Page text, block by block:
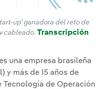
up' ganadora del reto de
cableado. Transcripción
Enlace externo, se abre en
es una empresa brasileña
y más de 15 años de
Tecnología de Operación